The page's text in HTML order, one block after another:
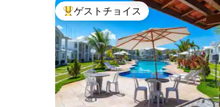
大好評のゲストチョイスです。
ゲストチョイス